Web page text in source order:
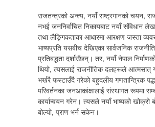
राजतन्त्रको अन्त्य, नयाँ राष्ट्रगानको चयन,
नभई जननिर्वाचित निकायबाट नयाँ संविधान
तथा लैङ्गिकताका आधारमा आरक्षण जस्ता
भाष्यप्रति यसबीच देखिएका सार्वजनिक
प्रतिबद्धता दर्शाउँछन्। तर, नयाँ नेपाल
थियो, त्यसलाई राजनीतिक दलहरूले आत्मसात्
भर्खरै फस्टाउँदै गरेको बहुदलीय गणतान्त्रिक
परिवर्तनका जनआकांक्षालाई संस्थागत रूपमा
कार्यान्वयन गरेन। त्यसले नयाँ भाष्यको खोक्रो
बोल्यो, प्राण भर्न सकेन।